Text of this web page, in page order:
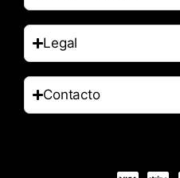
Legal
Contacto